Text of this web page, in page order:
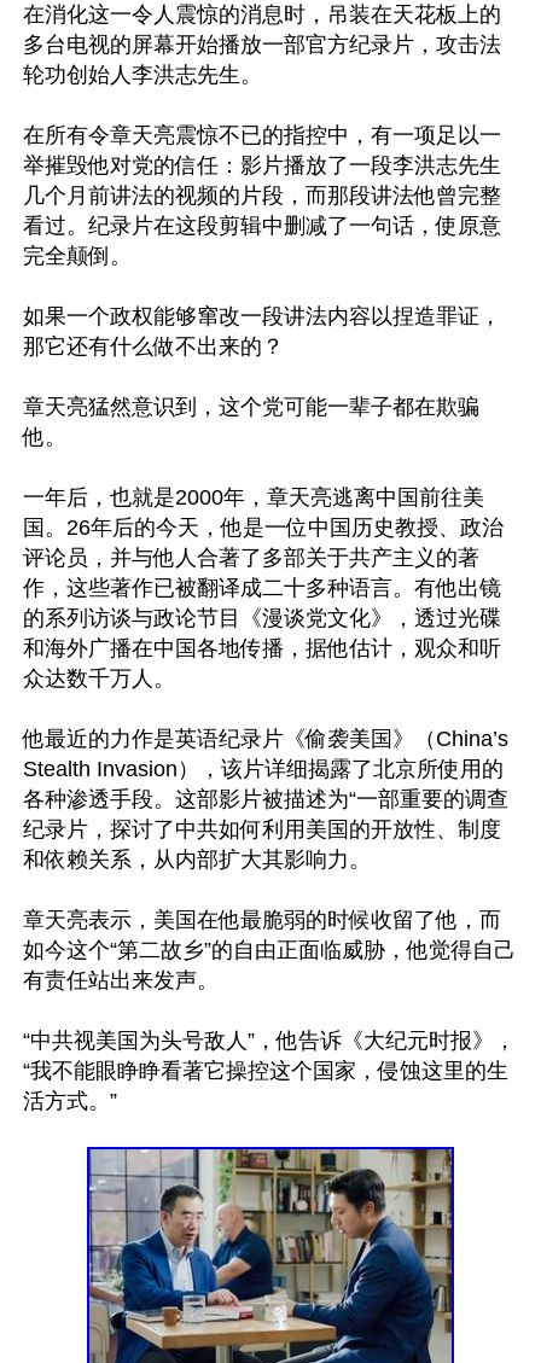
在消化这一令人震惊的消息时，吊装在天花板上的
多台电视的屏幕开始播放一部官方纪录片，攻击法
轮功创始人李洪志先生。
在所有令章天亮震惊不已的指控中，有一项足以一
举摧毁他对党的信任：影片播放了一段李洪志先生
几个月前讲法的视频的片段，而那段讲法他曾完整
看过。纪录片在这段剪辑中删减了一句话，使原意
完全颠倒。
如果一个政权能够窜改一段讲法内容以捏造罪证，
那它还有什么做不出来的？
章天亮猛然意识到，这个党可能一辈子都在欺骗
他。
一年后，也就是2000年，章天亮逃离中国前往美
国。26年后的今天，他是一位中国历史教授、政治
评论员，并与他人合著了多部关于共产主义的著
作，这些著作已被翻译成二十多种语言。有他出镜
的系列访谈与政论节目《漫谈党文化》，透过光碟
和海外广播在中国各地传播，据他估计，观众和听
众达数千万人。
他最近的力作是英语纪录片《偷袭美国》（China’s
Stealth Invasion），该片详细揭露了北京所使用的
各种渗透手段。这部影片被描述为“一部重要的调查
纪录片，探讨了中共如何利用美国的开放性、制度
和依赖关系，从内部扩大其影响力。
章天亮表示，美国在他最脆弱的时候收留了他，而
如今这个“第二故乡”的自由正面临威胁，他觉得自己
有责任站出来发声。
“中共视美国为头号敌人”，他告诉《大纪元时报》，
“我不能眼睁睁看著它操控这个国家，侵蚀这里的生
活方式。”